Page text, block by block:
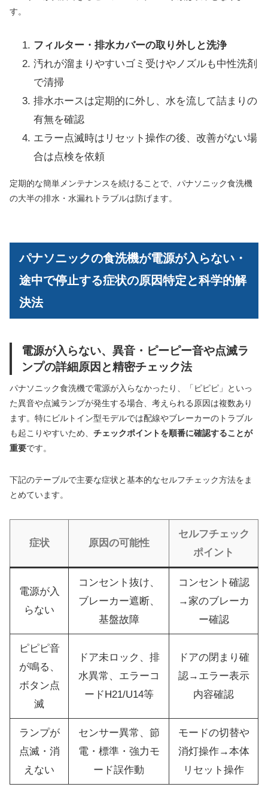
す。
フィルター・排水カバーの取り外しと洗浄
汚れが溜まりやすいゴミ受けやノズルも中性洗剤
で清掃
排水ホースは定期的に外し、水を流して詰まりの
有無を確認
エラー点滅時はリセット操作の後、改善がない場
合は点検を依頼
定期的な簡単メンテナンスを続けることで、パナソニック食洗機
の大半の排水・水漏れトラブルは防げます。
パナソニックの食洗機が電源が入らない・
途中で停止する症状の原因特定と科学的解
決法
電源が入らない、異音・ピーピー音や点滅ラ
ンプの詳細原因と精密チェック法
パナソニック食洗機で電源が入らなかったり、「ピピピ」といっ
た異音や点滅ランプが発生する場合、考えられる原因は複数あり
ます。特にビルトイン型モデルでは配線やブレーカーのトラブル
も起こりやすいため、 チェックポイントを順番に確認することが
重要です。
下記のテーブルで主要な症状と基本的なセルフチェック方法をま
とめています。
症状 原因の可能性
セルフチェック
ポイント
電源が入
らない
コンセント抜け、
ブレーカー遮断、
基盤故障
コンセント確認
→家のブレーカ
ー確認
ピピピ音
が鳴る、
ボタン点
滅
ドア未ロック、排
水異常、エラーコ
ードH21/U14等
ドアの閉まり確
認→エラー表示
内容確認
ランプが
点滅・消
えない
センサー異常、節
電・標準・強力モ
ード誤作動
モードの切替や
消灯操作→本体
リセット操作